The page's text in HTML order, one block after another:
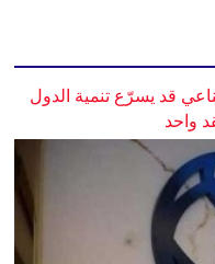
قد يسرّع تنمية الدول
واحد